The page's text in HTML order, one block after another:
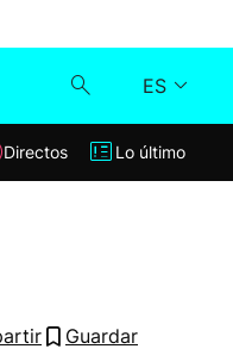
ES
Klisk
Directos Lo último
Guardar